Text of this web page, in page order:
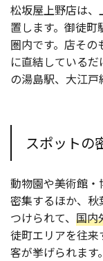
松坂屋上野店は
置します。御徒
圏内です。店そ
に直結している
の湯島駅、大江戸
スポットの
動物園や美術館
密集するほか、
つけられて、 国内
徒町エリアを往
客が挙げられます。